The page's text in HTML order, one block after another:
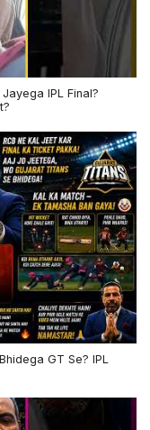
Jayega IPL Final?
GT Se? IPL